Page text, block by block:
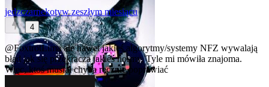
jedzczarnekotyw zeszłym miesiącu
4
@FoxtrotLimaale nawet jakieś algorytmy/systemy NFZ wywalają
błąd jak się przekracza jakieś normy. Tyle mi mówiła znajoma.
Więc, ktoś musiał chyba ręcznie poprawiać